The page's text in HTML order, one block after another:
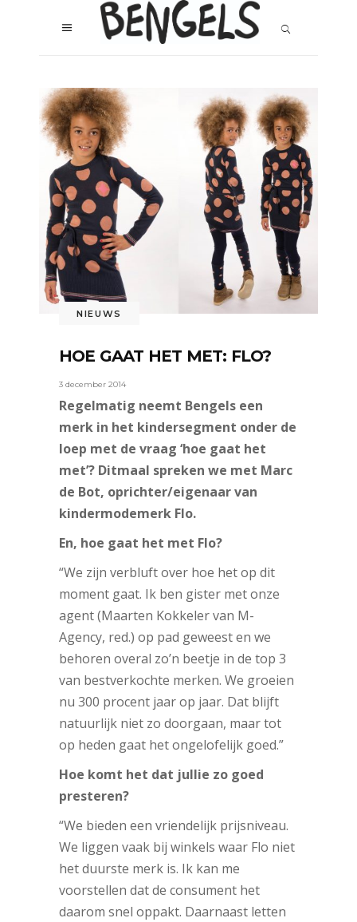
NIEUWS
HOE GAAT HET MET: FLO?
3 december 2014
Regelmatig neemt Bengels een
merk in het kindersegment onder de
loep met de vraag ‘hoe gaat het
met’? Ditmaal spreken we met Marc
de Bot, oprichter/eigenaar van
kindermodemerk Flo.
En, hoe gaat het met Flo?
“We zijn verbluft over hoe het op dit
moment gaat. Ik ben gister met onze
agent (Maarten Kokkeler van M-
Agency, red.) op pad geweest en we
behoren overal zo’n beetje in de top 3
van bestverkochte merken. We groeien
nu 300 procent jaar op jaar. Dat blijft
natuurlijk niet zo doorgaan, maar tot
op heden gaat het ongelofelijk goed.”
Hoe komt het dat jullie zo goed
presteren?
“We bieden een vriendelijk prijsniveau.
We liggen vaak bij winkels waar Flo niet
het duurste merk is. Ik kan me
voorstellen dat de consument het
daarom snel oppakt. Daarnaast letten